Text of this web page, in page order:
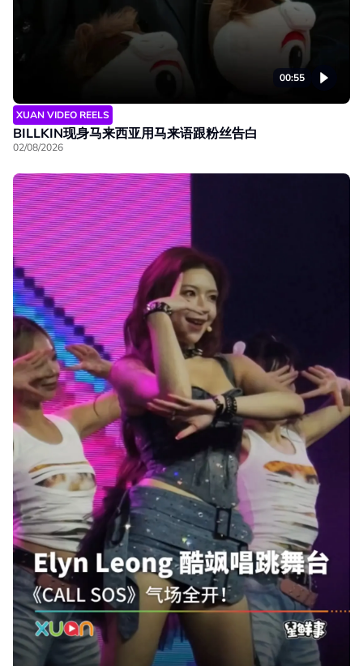
00:55
XUAN VIDEO REELS
BILLKIN现身马来西亚用马来语跟粉丝告白
02/08/2026